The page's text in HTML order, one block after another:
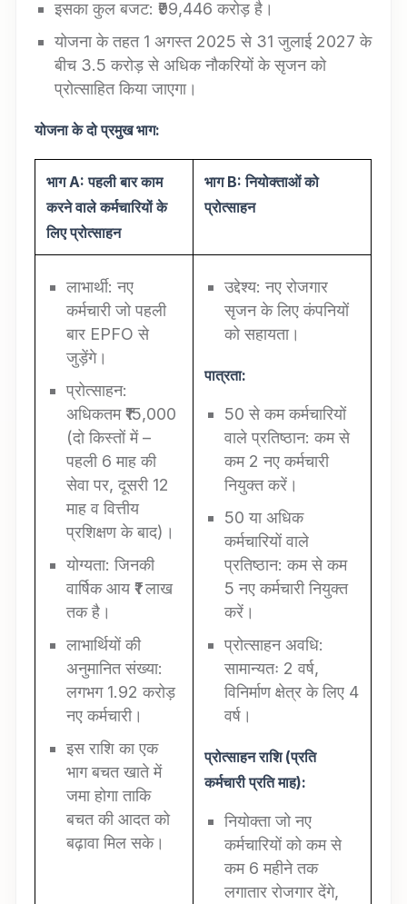
इसका कुल बजट: ₹99,446 करोड़ है।
योजना के तहत 1 अगस्त 2025 से 31 जुलाई 2027 के
बीच 3.5 करोड़ से अधिक नौकरियों के सृजन को
प्रोत्साहित किया जाएगा।
योजना के दो प्रमुख भाग:
भागA:पहली बार काम
करने वाले कर्मचारियों के
लिए प्रोत्साहन
भागB:नियोक्ताओं को
प्रोत्साहन
लाभार्थी: नए
कर्मचारी जो पहली
बार EPFO से
जुड़ेंगे।
प्रोत्साहन:
अधिकतम ₹15,000
(दो किस्तों में –
पहली 6 माह की
सेवा पर, दूसरी 12
माह व वित्तीय
प्रशिक्षण के बाद)।
योग्यता: जिनकी
वार्षिक आय ₹1 लाख
तक है।
लाभार्थियों की
अनुमानित संख्या:
लगभग 1.92 करोड़
नए कर्मचारी।
इस राशि का एक
भाग बचत खाते में
जमा होगा ताकि
बचत की आदत को
बढ़ावा मिल सके।
उद्देश्य: नए रोजगार
सृजन के लिए कंपनियों
को सहायता।
पात्रता:
50 से कम कर्मचारियों
वाले प्रतिष्ठान: कम से
कम 2 नए कर्मचारी
नियुक्त करें।
50 या अधिक
कर्मचारियों वाले
प्रतिष्ठान: कम से कम
5 नए कर्मचारी नियुक्त
करें।
प्रोत्साहन अवधि:
सामान्यतः 2 वर्ष,
विनिर्माण क्षेत्र के लिए 4
वर्ष।
प्रोत्साहन राशि (प्रति
कर्मचारी प्रति माह):
नियोक्ता जो नए
कर्मचारियों को कम से
कम 6 महीने तक
लगातार रोजगार देंगे,